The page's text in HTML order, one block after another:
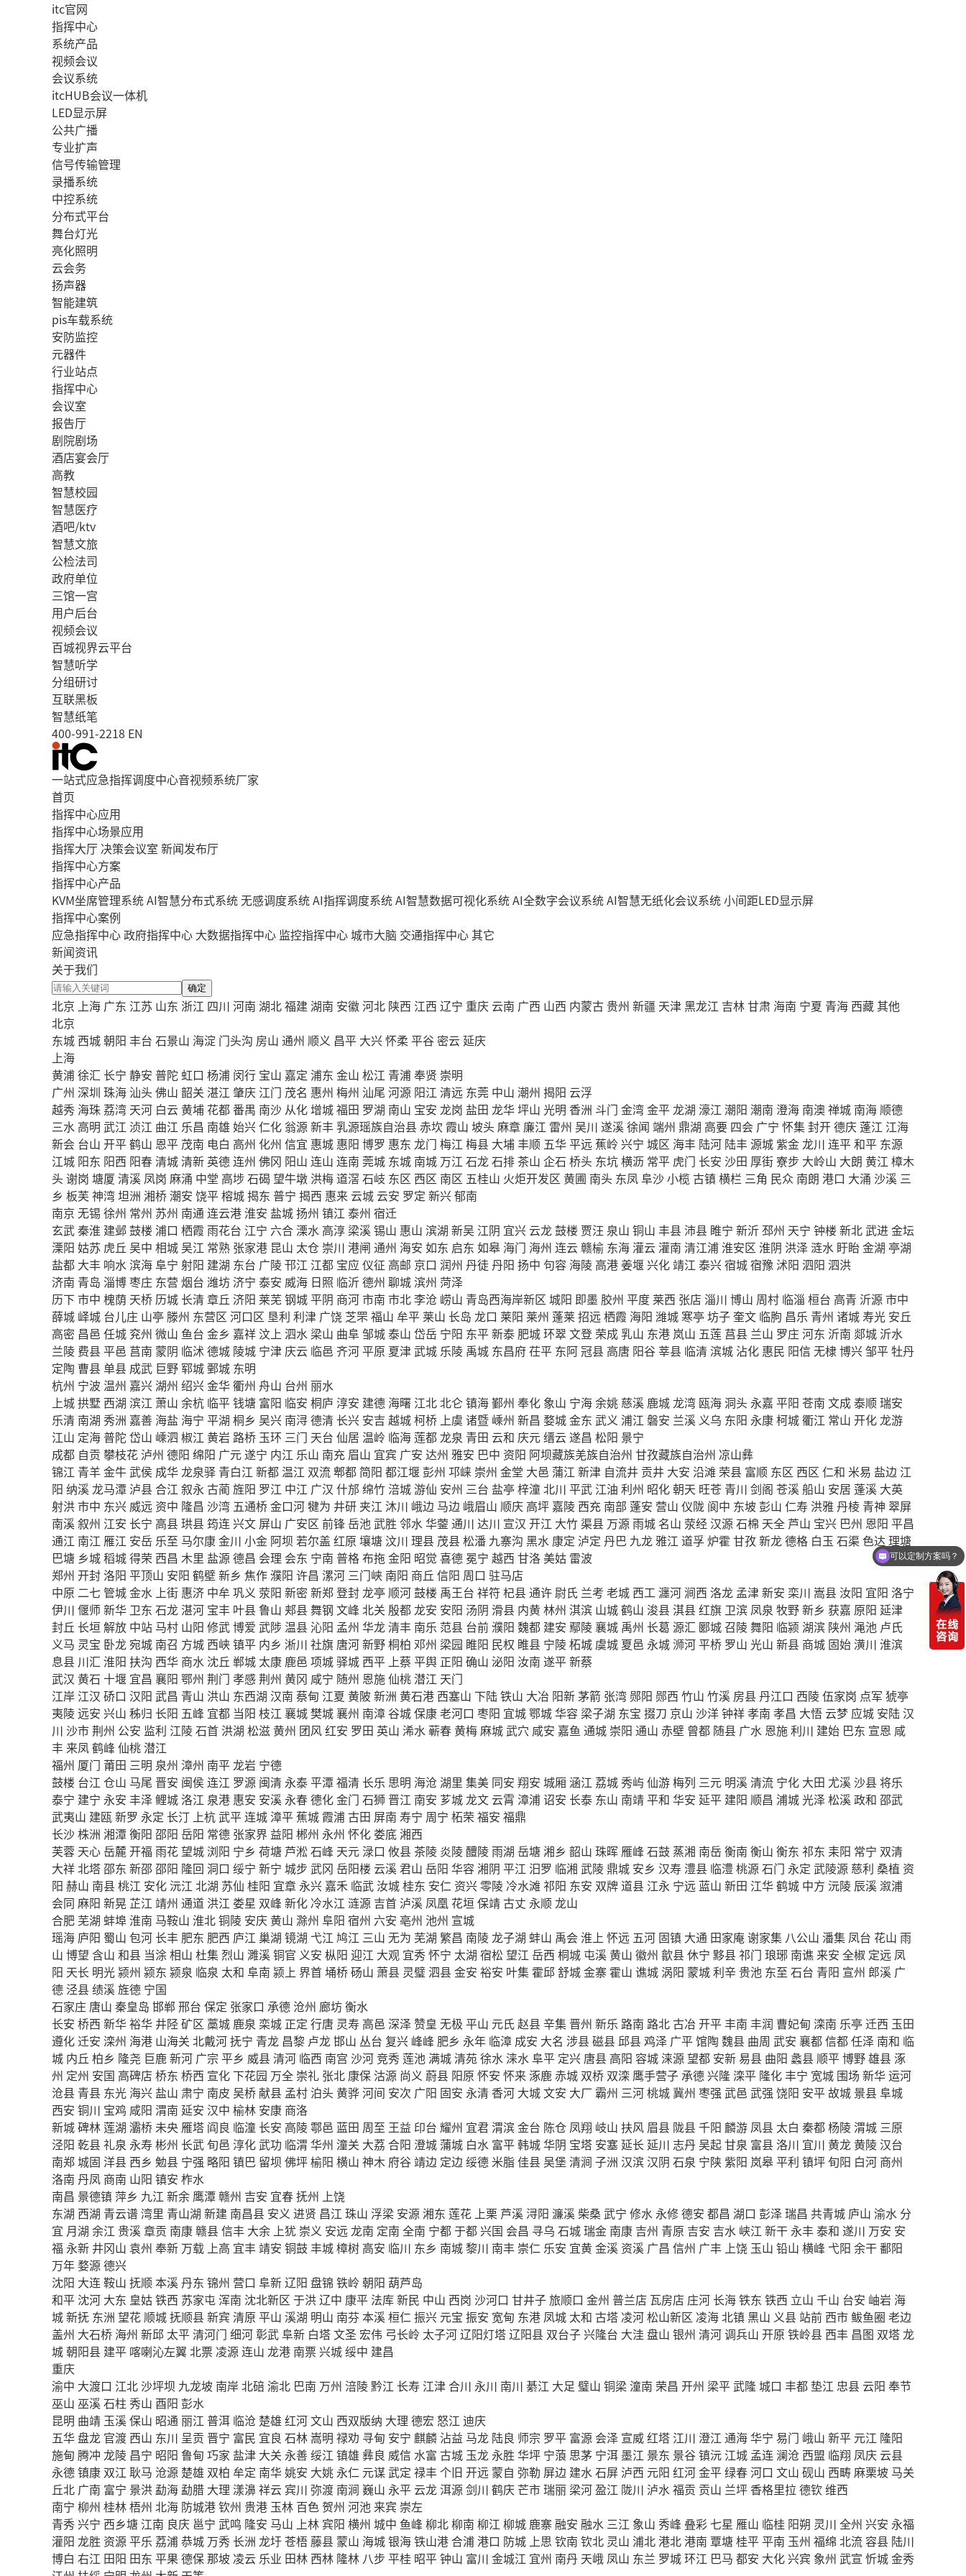
itc官网
指挥中心
系统产品
视频会议
会议系统
itcHUB会议一体机
LED显示屏
公共广播
专业扩声
信号传输管理
录播系统
中控系统
分布式平台
舞台灯光
亮化照明
云会务
扬声器
智能建筑
pis车载系统
安防监控
元器件
行业站点
指挥中心
会议室
报告厅
剧院剧场
酒店宴会厅
高教
智慧校园
智慧医疗
酒吧/ktv
智慧文旅
公检法司
政府单位
三馆一宫
用户后台
视频会议
百城视界云平台
智慧听学
分组研讨
互联黑板
智慧纸笔
400-991-2218 EN
一站式应急指挥调度中心音视频系统厂家
首页
指挥中心应用
指挥中心场景应用
指挥大厅 决策会议室 新闻发布厅
指挥中心方案
指挥中心产品
KVM坐席管理系统AI智慧分布式系统无感调度系统AI指挥调度系统AI智慧数据可视化系统AI全数字会议系统AI智慧无纸化会议系统小间距LED显示屏
指挥中心案例
应急指挥中心政府指挥中心 大数据指挥中心 监控指挥中心城市大脑 交通指挥中心其它
新闻资讯
关于我们
确定
北京 上海 广东 江苏 山东 浙江 四川 河南 湖北福建湖南 安徽河北 陕西 江西 辽宁 重庆 云南 广西 山西 内蒙古 贵州 新疆 天津黑龙江 吉林甘肃 海南 宁夏 青海 西藏其他
北京
东城 西城朝阳 丰台 石景山 海淀 门头沟 房山 通州 顺义 昌平 大兴怀柔平谷 密云延庆
上海
黄浦徐汇 长宁 静安 普陀 虹口 杨浦 闵行 宝山 嘉定 浦东 金山 松江 青浦奉贤 崇明
广州 深圳 珠海 汕头佛山 韶关 湛江 肇庆 江门 茂名 惠州 梅州 汕尾 河源 阳江 清远 东莞 中山 潮州 揭阳 云浮
越秀 海珠 荔湾 天河 白云黄埔 花都番禺 南沙 从化增城福田 罗湖 南山 宝安 龙岗 盐田 龙华坪山 光明 香洲 斗门 金湾金平龙湖 濠江 潮阳 潮南 澄海 南澳禅城 南海 顺德
三水 高明 武江 浈江 曲江 乐昌 南雄 始兴仁化 翁源新丰乳源瑶族自治县赤坎 霞山 坡头麻章 廉江 雷州 吴川 遂溪徐闻 端州 鼎湖 高要 四会 广宁 怀集封开德庆 蓬江 江海
新会 台山 开平鹤山 恩平 茂南 电白 高州 化州 信宜 惠城 惠阳 博罗 惠东 龙门 梅江 梅县 大埔丰顺 五华平远 蕉岭 兴宁 城区 海丰 陆河 陆丰源城紫金龙川 连平和平 东源
江城 阳东 阳西 阳春清城清新 英德连州 佛冈 阳山 连山 连南 莞城 东城 南城 万江 石龙石排茶山 企石 桥头 东坑横沥 常平 虎门 长安 沙田 厚街寮步 大岭山 大朗 黄江 樟木
头谢岗 塘厦 清溪 凤岗 麻涌 中堂 高埗石碣 望牛墩 洪梅道滘 石岐 东区 西区 南区 五桂山 火炬开发区 黄圃 南头 东凤阜沙小榄 古镇横栏 三角 民众 南朗 港口 大涌 沙溪 三
乡 板芙 神湾坦洲 湘桥潮安 饶平榕城揭东 普宁 揭西 惠来 云城 云安 罗定 新兴郁南
南京 无锡 徐州 常州 苏州 南通连云港淮安 盐城扬州 镇江 泰州 宿迁
玄武秦淮 建邺鼓楼 浦口 栖霞 雨花台 江宁 六合 溧水 高淳 梁溪锡山 惠山 滨湖 新吴 江阴 宜兴 云龙鼓楼 贾汪 泉山 铜山 丰县 沛县 睢宁 新沂邳州 天宁 钟楼 新北武进金坛
溧阳 姑苏 虎丘 吴中 相城吴江 常熟 张家港 昆山 太仓 崇川 港闸 通州 海安 如东 启东 如皋 海门 海州 连云赣榆 东海灌云灌南 清江浦淮安区 淮阴 洪泽 涟水 盱眙金湖 亭湖
盐都 大丰 响水滨海阜宁 射阳 建湖 东台 广陵邗江 江都 宝应 仪征 高邮 京口 润州 丹徒丹阳 扬中 句容 海陵 高港姜堰兴化靖江 泰兴宿城宿豫 沭阳 泗阳 泗洪
济南 青岛 淄博枣庄 东营 烟台 潍坊济宁 泰安 威海 日照 临沂德州 聊城滨州 菏泽
历下市中 槐荫 天桥 历城 长清章丘 济阳 莱芜钢城平阴 商河市南 市北李沧 崂山 青岛西海岸新区 城阳 即墨 胶州 平度 莱西 张店 淄川 博山 周村 临淄 桓台 高青 沂源市中
薛城 峄城 台儿庄 山亭 滕州 东营区 河口区 垦利 利津 广饶 芝罘福山 牟平 莱山 长岛 龙口 莱阳 莱州 蓬莱招远 栖霞 海阳 潍城 寒亭 坊子奎文 临朐 昌乐 青州 诸城寿光 安丘
高密 昌邑 任城 兖州 微山 鱼台 金乡 嘉祥 汶上 泗水 梁山 曲阜邹城泰山 岱岳 宁阳 东平新泰 肥城环翠文登 荣成乳山 东港 岚山 五莲 莒县 兰山 罗庄河东 沂南 郯城 沂水
兰陵 费县平邑 莒南 蒙阴 临沭德城 陵城 宁津 庆云 临邑 齐河平原 夏津武城 乐陵 禹城 东昌府茌平 东阿冠县 高唐 阳谷莘县 临清滨城 沾化 惠民 阳信无棣博兴邹平牡丹
定陶 曹县单县 成武 巨野 郓城 鄄城 东明
杭州 宁波 温州 嘉兴湖州 绍兴金华衢州 舟山 台州 丽水
上城拱墅 西湖 滨江 萧山 余杭 临平钱塘 富阳 临安 桐庐 淳安 建德 海曙 江北北仑镇海鄞州 奉化 象山 宁海余姚 慈溪 鹿城龙湾 瓯海洞头 永嘉 平阳 苍南 文成泰顺瑞安
乐清 南湖 秀洲 嘉善 海盐 海宁 平湖 桐乡 吴兴 南浔德清 长兴 安吉 越城柯桥 上虞 诸暨 嵊州 新昌 婺城金东 武义 浦江 磐安 兰溪 义乌 东阳 永康柯城衢江 常山 开化龙游
江山 定海普陀 岱山 嵊泗 椒江 黄岩 路桥 玉环 三门 天台 仙居 温岭 临海莲都龙泉 青田 云和 庆元缙云遂昌 松阳 景宁
成都 自贡 攀枝花 泸州 德阳 绵阳 广元遂宁 内江 乐山 南充 眉山 宜宾 广安 达州 雅安 巴中 资阳 阿坝藏族羌族自治州 甘孜藏族自治州 凉山彝
锦江 青羊金牛武侯 成华龙泉驿 青白江 新都 温江 双流郫都 简阳 都江堰彭州 邛崃 崇州 金堂 大邑 蒲江 新津 自流井 贡井 大安 沿滩 荣县 富顺 东区 西区 仁和 米易 盐边 江
阳 纳溪龙马潭 泸县合江 叙永古蔺旌阳 罗江 中江 广汉 什邡 绵竹 涪城游仙 安州 三台 盐亭 梓潼北川 平武 江油 利州 昭化朝天 旺苍 青川 剑阁 苍溪船山 安居 蓬溪 大英
射洪市中 东兴 威远 资中 隆昌 沙湾 五通桥金口河犍为 井研 夹江 沐川 峨边 马边 峨眉山 顺庆 高坪 嘉陵 西充 南部 蓬安 营山 仪陇 阆中 东坡彭山 仁寿 洪雅丹棱 青神 翠屏
南溪叙州 江安 长宁 高县珙县筠连兴文 屏山 广安区 前锋岳池武胜 邻水华蓥 通川 达川 宣汉 开江 大竹 渠县 万源雨城 名山 荥经汉源石棉 天全 芦山 宝兴 巴州 恩阳 平昌
通江 南江 雁江 安岳 乐至 马尔康金川 小金 阿坝 若尔盖 红原 壤塘 汶川 理县 茂县松潘 九寨沟 黑水 康定 泸定 丹巴 九龙雅江 道孚炉霍 甘孜新龙德格 白玉 石渠色达 理塘
巴塘 乡城稻城得荣 西昌 木里 盐源德昌 会理 会东 宁南 普格布拖金阳 昭觉 喜德 冕宁 越西 甘洛 美姑 雷波
郑州 开封洛阳 平顶山 安阳 鹤壁新乡 焦作濮阳 许昌 漯河 三门峡 南阳 商丘 信阳 周口 驻马店
中原 二七 管城金水 上街 惠济 中牟巩义 荥阳 新密 新郑登封龙亭 顺河鼓楼 禹王台 祥符 杞县通许 尉氏 兰考 老城 西工瀍河涧西 洛龙 孟津新安 栾川 嵩县 汝阳 宜阳 洛宁
伊川 偃师新华 卫东 石龙湛河 宝丰 叶县鲁山 郏县舞钢 文峰 北关 殷都龙安 安阳 汤阴 滑县 内黄林州 淇滨 山城鹤山 浚县淇县红旗 卫滨 凤泉 牧野新乡 获嘉 原阳 延津
封丘 长垣解放 中站 马村 山阳 修武博爱 武陟 温县沁阳 孟州 华龙清丰 南乐 范县 台前濮阳 魏都 建安 鄢陵襄城 禹州 长葛 源汇 郾城召陵舞阳 临颍 湖滨 陕州 渑池 卢氏
义马 灵宝 卧龙宛城 南召 方城 西峡镇平 内乡 淅川 社旗 唐河新野桐柏 邓州 梁园 睢阳 民权 睢县 宁陵柘城 虞城 夏邑 永城浉河平桥 罗山 光山 新县 商城 固始潢川 淮滨
息县 川汇 淮阳 扶沟 西华 商水 沈丘 郸城 太康 鹿邑 项城驿城 西平 上蔡 平舆 正阳 确山 泌阳 汝南 遂平新蔡
武汉 黄石 十堰 宜昌 襄阳 鄂州 荆门 孝感荆州 黄冈 咸宁 随州 恩施仙桃潜江 天门
江岸 江汉 硚口 汉阳 武昌 青山 洪山 东西湖 汉南 蔡甸 江夏 黄陂 新洲 黄石港 西塞山 下陆铁山 大冶 阳新茅箭 张湾 郧阳 郧西 竹山 竹溪 房县丹江口 西陵伍家岗 点军 猇亭
夷陵远安 兴山 秭归 长阳 五峰 宜都 当阳 枝江 襄城樊城襄州 南漳谷城保康老河口 枣阳 宜城鄂城华容 梁子湖 东宝 掇刀 京山 沙洋钟祥孝南 孝昌 大悟 云梦 应城 安陆汉
川 沙市荆州 公安 监利 江陵石首 洪湖 松滋黄州 团风红安 罗田 英山 浠水蕲春黄梅麻城武穴 咸安 嘉鱼 通城 崇阳 通山 赤壁 曾都 随县 广水 恩施利川 建始 巴东 宣恩 咸
丰 来凤鹤峰 仙桃潜江
福州 厦门 莆田 三明 泉州 漳州 南平龙岩 宁德
鼓楼 台江 仓山 马尾 晋安 闽侯连江 罗源 闽清 永泰平潭福清 长乐 思明 海沧 湖里 集美 同安 翔安 城厢 涵江 荔城秀屿仙游梅列 三元 明溪清流 宁化 大田 尤溪沙县将乐
泰宁 建宁 永安 丰泽鲤城洛江 泉港 惠安 安溪 永春德化金门 石狮 晋江 南安 芗城龙文 云霄 漳浦诏安 长泰 东山 南靖平和 华安 延平 建阳 顺昌 浦城光泽松溪政和 邵武
武夷山 建瓯新罗 永定 长汀 上杭武平连城 漳平 蕉城 霞浦古田 屏南 寿宁 周宁 柘荣 福安 福鼎
长沙株洲 湘潭衡阳 邵阳 岳阳 常德 张家界 益阳 郴州 永州 怀化 娄底湘西
芙蓉 天心岳麓开福 雨花望城 浏阳 宁乡 荷塘 芦淞石峰 天元 渌口 攸县茶陵 炎陵醴陵雨湖 岳塘湘乡 韶山 珠晖 雁峰 石鼓 蒸湘 南岳衡南 衡山 衡东 祁东 耒阳 常宁 双清
大祥北塔邵东 新邵邵阳 隆回 洞口 绥宁 新宁 城步 武冈 岳阳楼 云溪君山 岳阳 华容湘阴 平江 汨罗 临湘 武陵鼎城 安乡 汉寿 澧县 临澧桃源石门 永定 武陵源 慈利 桑植 资
阳 赫山 南县桃江 安化沅江 北湖 苏仙 桂阳 宜章 永兴 嘉禾 临武 汝城桂东 安仁 资兴零陵 冷水滩 祁阳 东安 双牌道县 江永 宁远 蓝山 新田 江华鹤城 中方 沅陵 辰溪 溆浦
会同 麻阳 新晃 芷江 靖州 通道 洪江 娄星 双峰 新化 冷水江 涟源 吉首 泸溪 凤凰 花垣保靖古丈 永顺龙山
合肥 芜湖 蚌埠淮南 马鞍山 淮北铜陵 安庆黄山 滁州 阜阳 宿州 六安 亳州 池州 宣城
瑶海 庐阳 蜀山 包河 长丰 肥东 肥西 庐江 巢湖 镜湖 弋江 鸠江 三山 无为 芜湖 繁昌 南陵龙子湖 蚌山 禹会淮上 怀远 五河 固镇 大通 田家庵谢家集 八公山 潘集 凤台 花山 雨
山 博望 含山 和县 当涂相山 杜集 烈山 濉溪铜官 义安 枞阳 迎江 大观 宜秀怀宁 太湖 宿松 望江 岳西 桐城 屯溪黄山 徽州 歙县休宁 黟县祁门 琅琊 南谯 来安 全椒 定远 凤
阳 天长 明光颍州 颍东 颍泉 临泉 太和 阜南 颍上 界首埇桥砀山 萧县 灵璧泗县金安 裕安 叶集 霍邱舒城金寨 霍山 谯城 涡阳 蒙城利辛 贵池 东至 石台 青阳 宣州 郎溪 广
德 泾县绩溪旌德 宁国
石家庄 唐山 秦皇岛 邯郸 邢台 保定 张家口 承德 沧州 廊坊衡水
长安 桥西 新华裕华 井陉矿区 藁城 鹿泉 栾城 正定 行唐 灵寿 高邑 深泽 赞皇 无极 平山 元氏赵县辛集 晋州 新乐 路南 路北古冶 开平丰南 丰润 曹妃甸 滦南 乐亭 迁西 玉田
遵化迁安 滦州 海港 山海关 北戴河抚宁 青龙 昌黎 卢龙邯山 丛台 复兴 峰峰 肥乡 永年 临漳 成安 大名 涉县磁县邱县鸡泽 广平馆陶 魏县 曲周 武安 襄都信都任泽 南和 临
城 内丘 柏乡 隆尧 巨鹿新河 广宗 平乡 威县清河 临西 南宫 沙河竞秀莲池 满城清苑徐水 涞水阜平 定兴 唐县 高阳 容城 涞源望都 安新易县 曲阳 蠡县 顺平博野雄县涿
州 定州 安国 高碑店 桥东 桥西 宣化下花园 万全 崇礼 张北 康保 沽源 尚义 蔚县 阳原 怀安 怀来涿鹿赤城 双桥 双滦 鹰手营子承德兴隆 滦平 隆化丰宁 宽城 围场 新华运河
沧县 青县 东光 海兴 盐山 肃宁 南皮 吴桥献县 孟村 泊头黄骅河间 安次 广阳 固安 永清 香河 大城文安 大厂 霸州 三河桃城冀州 枣强 武邑 武强 饶阳 安平故城 景县阜城
西安 铜川 宝鸡 咸阳 渭南 延安 汉中 榆林 安康 商洛
新城碑林莲湖 灞桥未央 雁塔 阎良 临潼 长安 高陵鄠邑 蓝田 周至 王益 印台 耀州 宜君渭滨金台 陈仓 凤翔 岐山 扶风 眉县 陇县千阳 麟游 凤县 太白 秦都杨陵渭城 三原
泾阳 乾县礼泉 永寿彬州 长武旬邑 淳化武功 临渭 华州 潼关 大荔 合阳 澄城蒲城 白水 富平韩城华阴 宝塔 安塞延长 延川 志丹吴起甘泉 富县洛川 宜川 黄龙黄陵汉台
南郑城固 洋县 西乡 勉县 宁强 略阳 镇巴 留坝 佛坪榆阳 横山 神木 府谷靖边 定边绥德 米脂佳县吴堡 清涧 子洲 汉滨汉阴 石泉 宁陕紫阳 岚皋平利 镇坪旬阳 白河 商州
洛南 丹凤 商南 山阳 镇安 柞水
南昌 景德镇萍乡 九江 新余 鹰潭赣州 吉安 宜春抚州 上饶
东湖 西湖 青云谱湾里 青山湖 新建 南昌县 安义 进贤 昌江 珠山 浮梁 安源湘东 莲花 上栗 芦溪 浔阳 濂溪柴桑武宁 修水 永修德安 都昌 湖口 彭泽瑞昌 共青城 庐山 渝水 分
宜 月湖 余江 贵溪章贡 南康赣县信丰 大余 上犹 崇义 安远 龙南 定南 全南 宁都于都兴国 会昌 寻乌 石城瑞金 南康 吉州 青原 吉安 吉水 峡江 新干 永丰泰和 遂川 万安 安
福 永新 井冈山 袁州 奉新 万载 上高 宜丰靖安 铜鼓丰城樟树 高安 临川 东乡 南城黎川 南丰 崇仁 乐安 宜黄金溪 资溪 广昌 信州 广丰 上饶 玉山 铅山 横峰 弋阳 余干鄱阳
万年婺源德兴
沈阳 大连鞍山 抚顺本溪丹东 锦州 营口 阜新辽阳 盘锦 铁岭 朝阳 葫芦岛
和平 沈河 大东 皇姑铁西 苏家屯 浑南 沈北新区 于洪辽中 康平 法库新民 中山 西岗 沙河口 甘井子旅顺口 金州 普兰店 瓦房店 庄河 长海铁东 铁西 立山 千山 台安 岫岩 海
城新抚 东洲 望花 顺城抚顺县新宾 清原 平山 溪湖 明山 南芬 本溪桓仁振兴 元宝 振安 宽甸 东港 凤城 太和 古塔 凌河松山新区 凌海北镇黑山 义县 站前 西市 鲅鱼圈 老边
盖州 大石桥 海州 新邱 太平清河门 细河彰武阜新 白塔文圣宏伟 弓长岭 太子河辽阳灯塔辽阳县 双台子兴隆台 大洼 盘山 银州 清河调兵山 开原 铁岭县 西丰 昌图 双塔龙
城朝阳县 建平 喀喇沁左翼北票 凌源连山 龙港 南票兴城绥中 建昌
重庆
渝中 大渡口 江北沙坪坝 九龙坡 南岸北碚渝北 巴南 万州 涪陵黔江 长寿 江津合川 永川 南川 綦江 大足 璧山 铜梁潼南 荣昌 开州 梁平武隆城口 丰都 垫江 忠县 云阳 奉节
巫山 巫溪石柱 秀山 酉阳 彭水
昆明 曲靖 玉溪保山 昭通丽江 普洱 临沧 楚雄 红河文山 西双版纳 大理 德宏 怒江 迪庆
五华盘龙 官渡 西山 东川 呈贡 晋宁 富民 宜良 石林嵩明 禄劝 寻甸 安宁 麒麟 沾益 马龙 陆良 师宗 罗平 富源 会泽 宣威红塔 江川 澄江 通海华宁 易门 峨山 新平 元江 隆阳
施甸 腾冲 龙陵 昌宁 昭阳 鲁甸 巧家 盐津 大关 永善绥江 镇雄 彝良 威信水富 古城 玉龙 永胜 华坪 宁蒗 思茅 宁洱 墨江 景东 景谷镇沅 江城 孟连 澜沧 西盟 临翔 凤庆 云县
永德镇康 双江 耿马 沧源 楚雄 双柏 牟定 南华姚安 大姚 永仁 元谋武定 禄丰个旧 开远 蒙自 弥勒 屏边 建水石屏 泸西 元阳 红河金平绿春河口 文山 砚山 西畴麻栗坡 马关
丘北 广南 富宁 景洪 勐海 勐腊 大理 漾濞祥云 宾川 弥渡 南涧 巍山 永平 云龙 洱源剑川 鹤庆 芒市瑞丽 梁河盈江 陇川 泸水福贡 贡山 兰坪 香格里拉 德钦维西
南宁 柳州 桂林梧州 北海 防城港钦州 贵港 玉林 百色贺州 河池 来宾 崇左
青秀兴宁 西乡塘 江南 良庆 邕宁 武鸣 隆安 马山 上林 宾阳 横州 城中 鱼峰 柳北柳南 柳江 柳城 鹿寨融安 融水 三江 象山 秀峰 叠彩七星 雁山 临桂 阳朔 灵川 全州 兴安 永福
灌阳 龙胜 资源平乐 荔浦恭城 万秀 长洲 龙圩苍梧 藤县蒙山 海城银海铁山港合浦港口 防城 上思 钦南 钦北 灵山 浦北港北港南 覃塘桂平平南 玉州 福绵 北流 容县 陆川
博白 右江 田阳 田东 平果 德保那坡 凌云 乐业 田林 西林 隆林 八步 平桂 昭平钟山 富川 金城江 宜州 南丹 天峨 凤山 东兰 罗城环江 巴马 都安 大化兴宾 象州 武宣 忻城金秀
可以定制方案吗？